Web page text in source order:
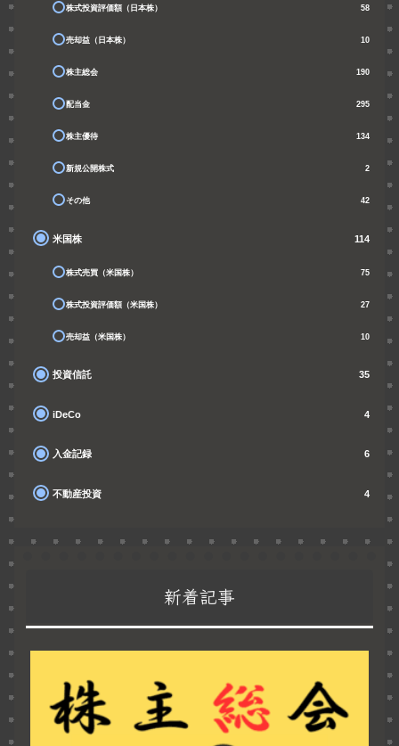
株式投資評価額（日本株） 58
売却益（日本株） 10
株主総会 190
配当金 295
株主優待 134
新規公開株式 2
その他 42
米国株 114
株式売買（米国株） 75
株式投資評価額（米国株） 27
売却益（米国株） 10
投資信託 35
iDeCo 4
入金記録 6
不動産投資 4
新着記事